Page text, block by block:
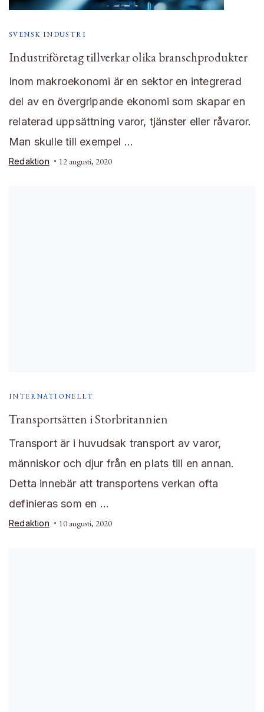
SVENSK INDUSTRI
Industriföretag tillverkar olika branschprodukter
Inom makroekonomi är en sektor en integrerad
del av en övergripande ekonomi som skapar en
relaterad uppsättning varor, tjänster eller råvaror.
Man skulle till exempel …
Redaktion 12 augusti, 2020
INTERNATIONELLT
Transportsätten i Storbritannien
Transport är i huvudsak transport av varor,
människor och djur från en plats till en annan.
Detta innebär att transportens verkan ofta
definieras som en …
Redaktion 10 augusti, 2020